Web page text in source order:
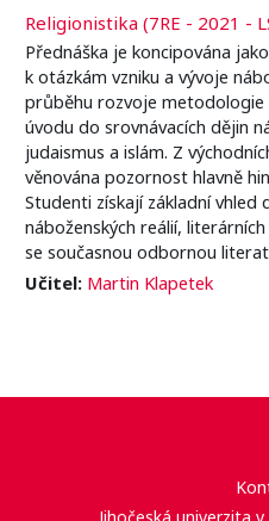
Religionistika (7RE - 2021 -
Přednáška je koncipována
k otázkám vzniku a vývoje
průběhu rozvoje metodologie
úvodu do srovnávacích dějin
judaismus a islám. Z
věnována pozornost hlavně
Studenti získají základní vhled
náboženských reálií,
se současnou odbornou
Učitel: Martin Klapetek